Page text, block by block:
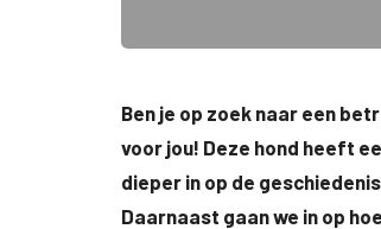
Ben je op zoek naar een
voor jou! Deze hond heeft
dieper in op de
Daarnaast gaan we in op